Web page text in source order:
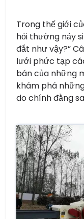
Trong thế giới
hỏi thường nảy
đắt như vậy?”
lưới phức tạp
bán của những
khám phá
do chính đằng